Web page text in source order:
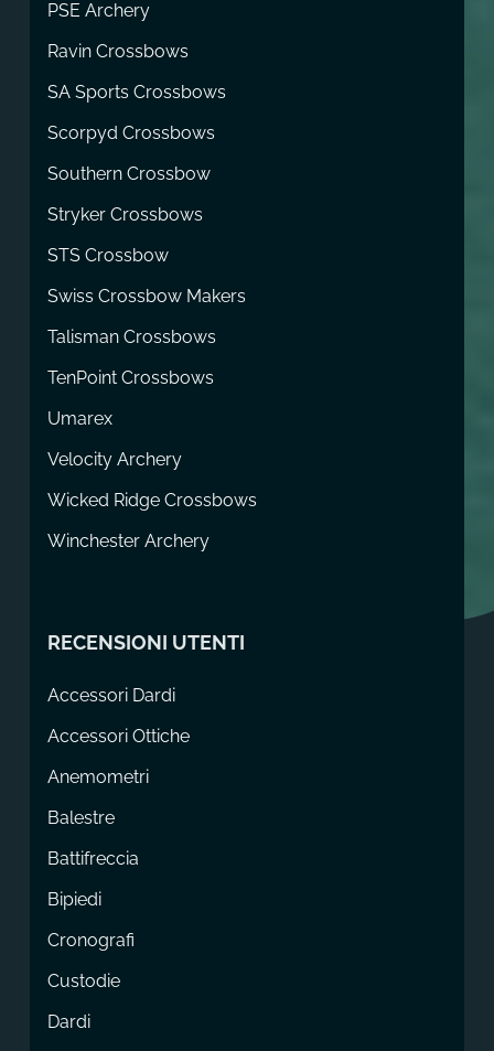
PSE Archery
Ravin Crossbows
SA Sports Crossbows
Scorpyd Crossbows
Southern Crossbow
Stryker Crossbows
STS Crossbow
Swiss Crossbow Makers
Talisman Crossbows
TenPoint Crossbows
Umarex
Velocity Archery
Wicked Ridge Crossbows
Winchester Archery
RECENSIONI UTENTI
Accessori Dardi
Accessori Ottiche
Anemometri
Balestre
Battifreccia
Bipiedi
Cronografi
Custodie
Dardi